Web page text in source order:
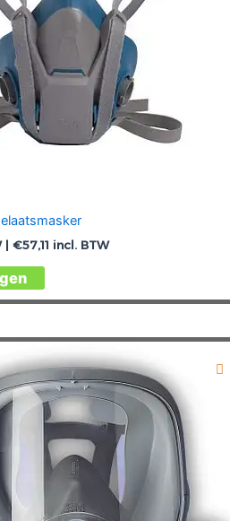
| €57,11 incl. BTW